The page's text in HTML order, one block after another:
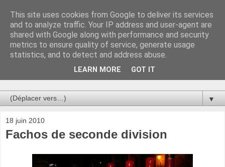
Au bistro !
La connerie étant le seul chemin susceptible de nous faire
entrevoir une parcelle de vérité, utilisons la par des moyens
de communication efficaces. Le temps qu'on remplisse nos
▼
18 juin 2010
Fachos de seconde division
This site uses cookies from Google to deliver its services
and to analyze traffic. Your IP address and user-agent are
shared with Google along with performance and security
metrics to ensure quality of service, generate usage
statistics, and to detect and address abuse.
LEARN MORE GOT IT